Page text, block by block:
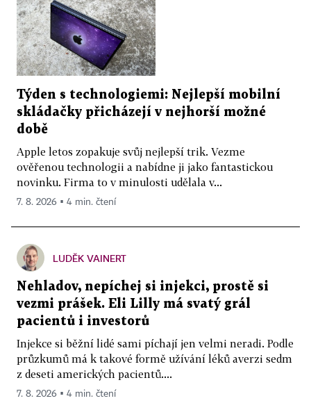
Týden s technologiemi: Nejlepší mobilní
skládačky přicházejí v nejhorší možné
době
Apple letos zopakuje svůj nejlepší trik. Vezme
ověřenou technologii a nabídne ji jako fantastickou
novinku. Firma to v minulosti udělala v...
7. 8. 2026 ▪ 4 min. čtení
LUDĚK VAINERT
Nehladov, nepíchej si injekci, prostě si
vezmi prášek. Eli Lilly má svatý grál
pacientů i investorů
Injekce si běžní lidé sami píchají jen velmi neradi. Podle
průzkumů má k takové formě užívání léků averzi sedm
z deseti amerických pacientů....
7. 8. 2026 ▪ 4 min. čtení